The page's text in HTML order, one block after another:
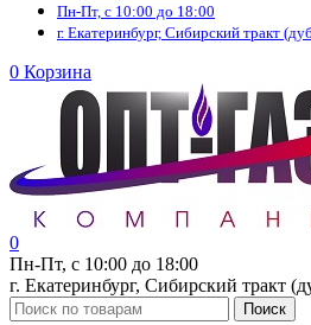
Пн-Пт, с 10:00 до 18:00
г. Екатеринбург, Сибирский тракт
0 Корзина
0
Пн-Пт, с 10:00 до 18:00
г. Екатеринбург, Сибирский тракт
Поиск